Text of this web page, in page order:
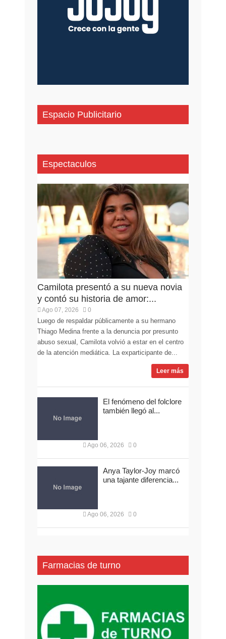
Espacio Publicitario
Espectaculos
Camilota presentó a su nueva novia
y contó su historia de amor:...
Ago 07, 2026 0
Luego de respaldar públicamente a su hermano
Thiago Medina frente a la denuncia por presunto
abuso sexual, Camilota volvió a estar en el centro
de la atención mediática. La exparticipante de...
Leer más
El fenómeno del folclore
también llegó al...
Ago 06, 2026 0
Anya Taylor-Joy marcó
una tajante diferencia...
Ago 06, 2026 0
Farmacias de turno